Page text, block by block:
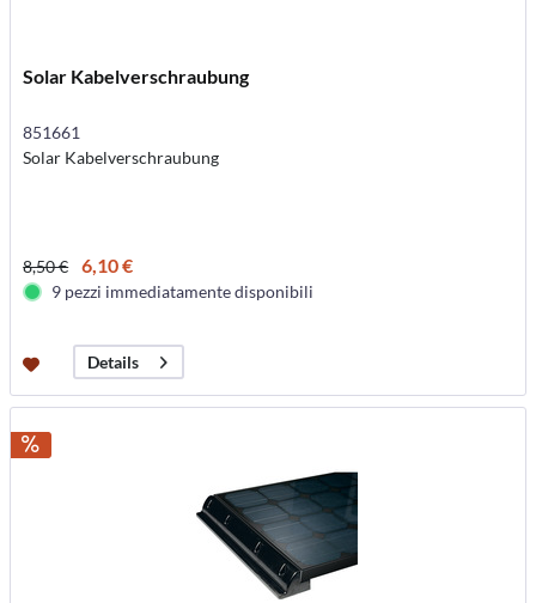
Solar Kabelverschraubung
851661
Solar Kabelverschraubung
8,50 € 6,10 €
9 pezzi immediatamente disponibili
Details